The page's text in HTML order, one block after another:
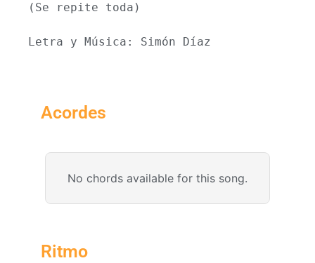
(Se repite toda)
Letra y Música: Simón Díaz
Acordes
No chords available for this song.
Ritmo